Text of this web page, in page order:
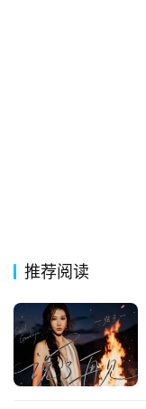
络
词
电
影
推荐阅读